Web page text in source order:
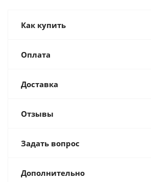
Как купить
Оплата
Доставка
Отзывы
Задать вопрос
Дополнительно